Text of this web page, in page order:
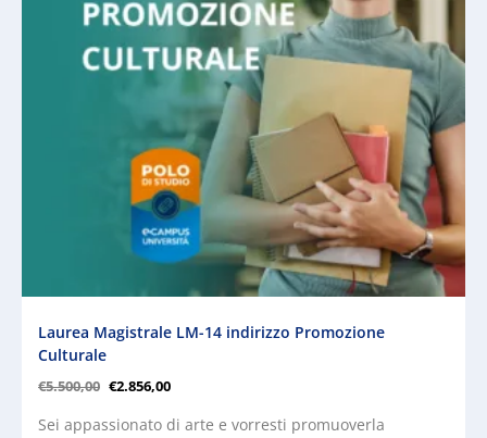
Laurea Magistrale LM-14 indirizzo Promozione
Culturale
€5.500,00 €2.856,00
Sei appassionato di arte e vorresti promuoverla